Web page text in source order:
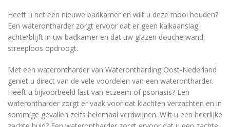
Heeft u net een nieuwe badkamer en wilt u deze mooi houden?
Een waterontharder zorgt ervoor dat er geen kalkaanslag
achterblijft in uw badkamer en dat uw glazen douche wand
streeploos opdroogt.
Met een waterontharder van Waterontharding Oost-Nederland
geniet u direct van de vele voordelen van een waterontharder.
Heeft u bijvoorbeeld last van eczeem of psoriasis? Een
waterontharder zorgt er vaak voor dat klachten verzachten en in
sommige gevallen zelfs helemaal verdwijnen. Wilt u een heerlijke